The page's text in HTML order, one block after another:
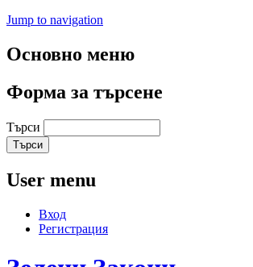
Jump to navigation
Основно меню
Форма за търсене
Търси
User menu
Вход
Регистрация